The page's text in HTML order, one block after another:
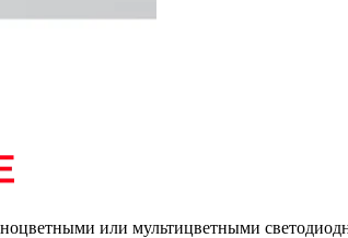
или мультицветными